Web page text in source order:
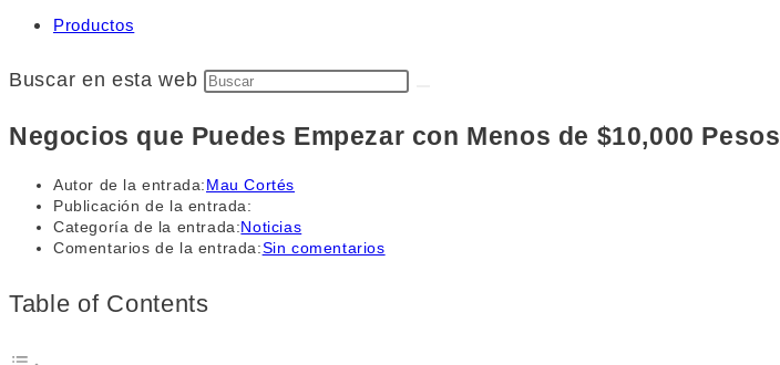
Productos
Buscar en esta web
Negocios que Puedes Empezar con Menos de $10,000 Pesos
Autor de la entrada:Mau Cortés
Publicación de la entrada:
Categoría de la entrada:Noticias
Comentarios de la entrada:Sin comentarios
Table of Contents